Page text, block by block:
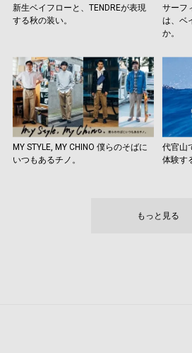
新生ベイフローと、TENDREが表現
する秋の装い。
サーフ
は、ベ
か。
MY STYLE, MY CHINO 僕らのそばに
いつもあるチノ。
代官山
体験す
もっと見る